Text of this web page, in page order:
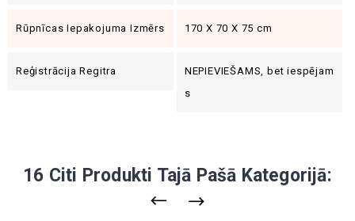
Rūpnīcas Iepakojuma Izmērs 170 X 70 X 75 cm
Reģistrācija Regitra
NEPIEVIEŠAMS, bet iespējam
s
16 Citi Produkti Tajā Pašā Kategorijā: